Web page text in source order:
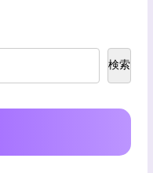
検索